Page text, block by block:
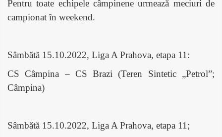
Pentru toate echipele câmpinene urmează meciuri de
campionat în weekend.
Sâmbătă 15.10.2022, Liga A Prahova, etapa 11:
CS Câmpina – CS Brazi (Teren Sintetic „Petrol”;
Câmpina)
Sâmbătă 15.10.2022, Liga A Prahova, etapa 11;